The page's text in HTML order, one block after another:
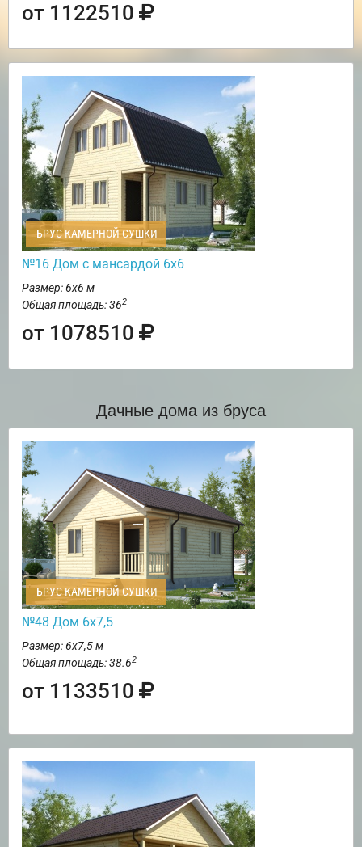
от 1122510
БРУС КАМЕРНОЙ СУШКИ
№16 Дом с мансардой 6х6
Размер: 6х6 м
Общая площадь: 362
от 1078510
Дачные дома из бруса
БРУС КАМЕРНОЙ СУШКИ
№48 Дом 6х7,5
Размер: 6х7,5 м
Общая площадь: 38.62
от 1133510